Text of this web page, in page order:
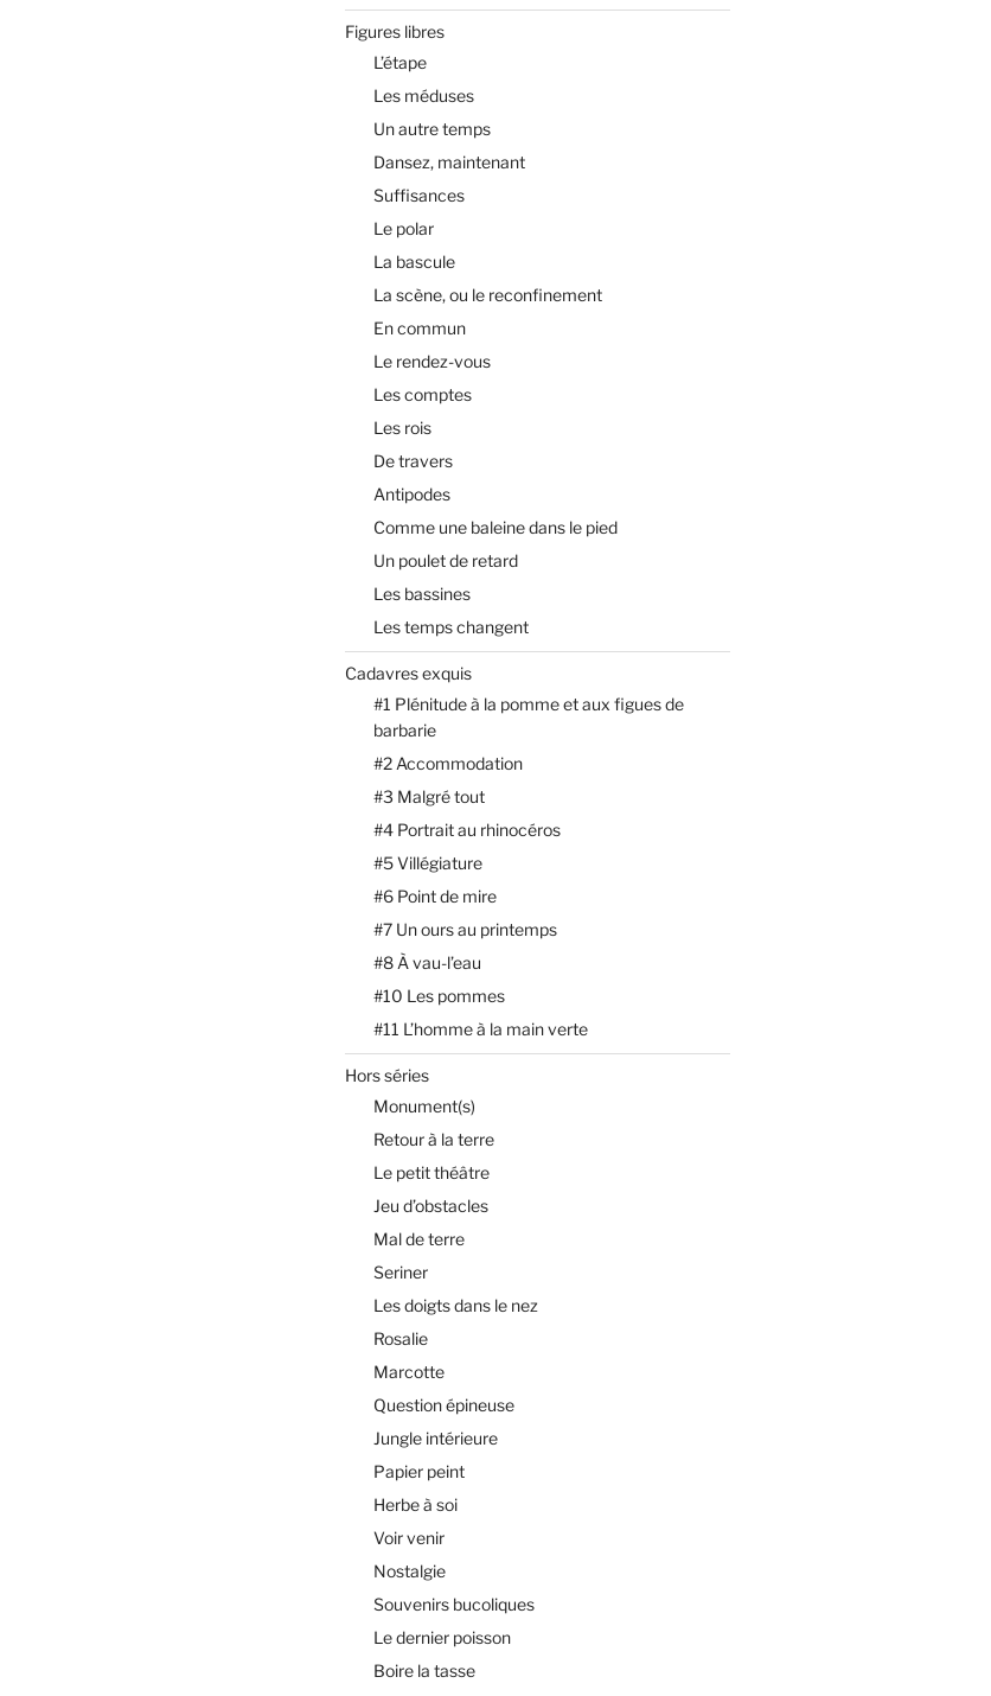
Figures libres
L’étape
Les méduses
Un autre temps
Dansez, maintenant
Suffisances
Le polar
La bascule
La scène, ou le reconfinement
En commun
Le rendez-vous
Les comptes
Les rois
De travers
Antipodes
Comme une baleine dans le pied
Un poulet de retard
Les bassines
Les temps changent
Cadavres exquis
#1 Plénitude à la pomme et aux figues de
barbarie
#2 Accommodation
#3 Malgré tout
#4 Portrait au rhinocéros
#5 Villégiature
#6 Point de mire
#7 Un ours au printemps
#8 À vau-l’eau
#10 Les pommes
#11 L’homme à la main verte
Hors séries
Monument(s)
Retour à la terre
Le petit théâtre
Jeu d’obstacles
Mal de terre
Seriner
Les doigts dans le nez
Rosalie
Marcotte
Question épineuse
Jungle intérieure
Papier peint
Herbe à soi
Voir venir
Nostalgie
Souvenirs bucoliques
Le dernier poisson
Boire la tasse